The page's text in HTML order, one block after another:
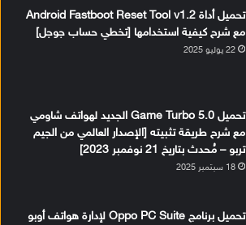
تحميل أداة Android Fastboot Reset Tool v1.2
مع شرح كيفية استخدامها [تخطي حساب جوجل]
22 يوليو 2025
تحميل Game Turbo 5.0 الجديد لهواتف شاومي
مع شرح طريقة تثبيته [الإصدار العالمي من الجيم
تربو – مُحدث بتاريخ 21 نوفمبر 2023]
18 سبتمبر 2025
تحميل برنامج Oppo PC Suite لإدارة هواتف أوبو